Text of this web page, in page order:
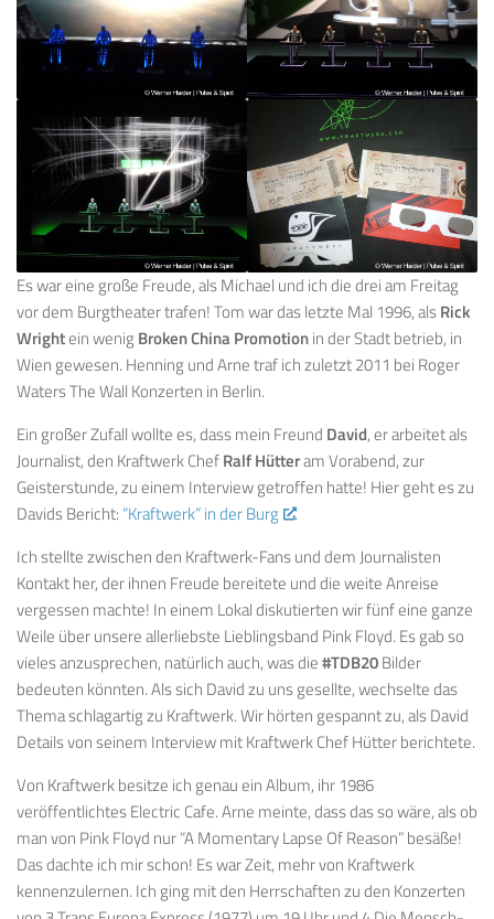
Es war eine große Freude, als Michael und ich die drei am Freitag
vor dem Burgtheater trafen! Tom war das letzte Mal 1996, alsRick
Wrightein wenigBroken China Promotionin der Stadt betrieb, in
Wien gewesen. Henning und Arne traf ich zuletzt 2011 bei Roger
Waters The Wall Konzerten in Berlin.
Ein großer Zufall wollte es, dass mein Freund David, er arbeitet als
Journalist, den Kraftwerk ChefRalf Hütteram Vorabend, zur
Geisterstunde, zu einem Interview getroffen hatte! Hier geht es zu
Davids Bericht: “Kraftwerk” in der Burg
.
Ich stellte zwischen den Kraftwerk-Fans und dem Journalisten
Kontakt her, der ihnen Freude bereitete und die weite Anreise
vergessen machte! In einem Lokal diskutierten wir fünf eine ganze
Weile über unsere allerliebste Lieblingsband Pink Floyd. Es gab so
vieles anzusprechen, natürlich auch, was die#TDB20Bilder
bedeuten könnten. Als sich David zu uns gesellte, wechselte das
Thema schlagartig zu Kraftwerk. Wir hörten gespannt zu, als David
Details von seinem Interview mit Kraftwerk Chef Hütter berichtete.
Von Kraftwerk besitze ich genau ein Album, ihr 1986
veröffentlichtes Electric Cafe. Arne meinte, dass das so wäre, als ob
man von Pink Floyd nur “A Momentary Lapse Of Reason” besäße!
Das dachte ich mir schon! Es war Zeit, mehr von Kraftwerk
kennenzulernen. Ich ging mit den Herrschaften zu den Konzerten